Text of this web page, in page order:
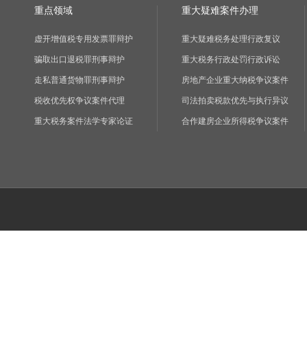
重点领域
虚开增值税专用发票罪辩护
骗取出口退税罪刑事辩护
走私普通货物罪刑事辩护
税收优先权争议案件代理
重大税务案件法学专家论证
重大疑难案件办理
重大疑难税务处理行政复议
重大税务行政处罚行政诉讼
房地产企业重大纳税争议案件
司法拍卖税款优先与执行异议
合作建房企业所得税争议案件